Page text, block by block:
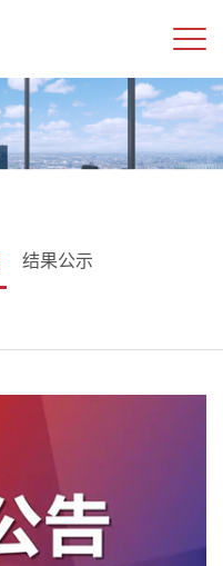
结果公示